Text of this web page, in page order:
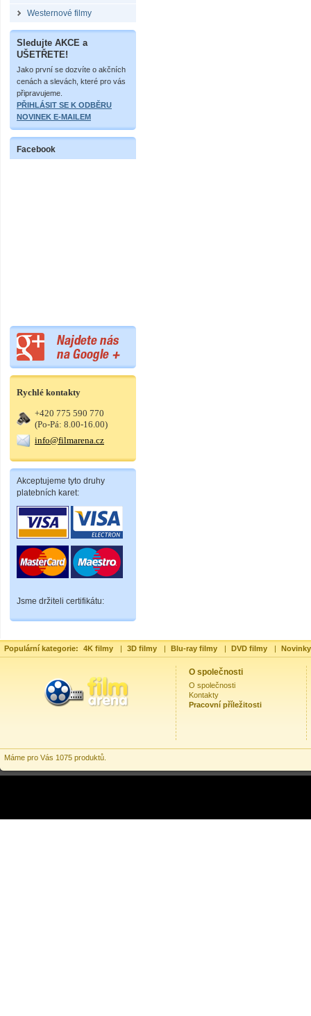
Westernové filmy
Sledujte AKCE a
UŠETŘETE!
Jako první se dozvíte o akčních
cenách a slevách, které pro vás
připravujeme.
PŘIHLÁSIT SE K ODBĚRU
NOVINEK E-MAILEM
Facebook
Rychlé kontakty
+420 775 590 770
(Po-Pá: 8.00-16.00)
info@filmarena.cz
Akceptujeme tyto druhy
platebních karet:
Jsme držiteli certifikátu:
Populární kategorie: 4K filmy | 3D filmy | Blu-ray filmy | DVD filmy |
O společnosti
O společnosti
Kontakty
Pracovní příležitosti
Máme pro Vás 1075 produktů.